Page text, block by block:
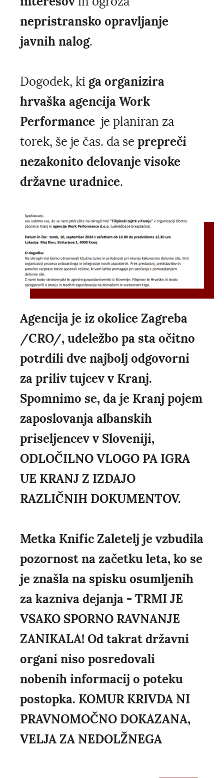
nepristransko opravljanje
javnih nalog.
Dogodek, ki ga organizira
hrvaška agencija Work
Performance je planiran za
torek, še je čas. da se prepreči
nezakonito delovanje visoke
državne uradnice.
Agencija je iz okolice Zagreba
/CRO/, udeležbo pa sta očitno
potrdili dve najbolj odgovorni
za priliv tujcev v Kranj.
Spomnimo se, da je Kranj pojem
zaposlovanja albanskih
priseljencev v Sloveniji,
ODLOČILNO VLOGO PA IGRA
UE KRANJ Z IZDAJO
RAZLIČNIH DOKUMENTOV.
Metka Knific Zaletelj je vzbudila
pozornost na začetku leta, ko se
je znašla na spisku osumljenih
za kazniva dejanja - TRMI JE
VSAKO SPORNO RAVNANJE
ZANIKALA! Od takrat državni
organi niso posredovali
nobenih informacij o poteku
postopka. KOMUR KRIVDA NI
PRAVNOMOČNO DOKAZANA,
VELJA ZA NEDOLŽNEGA